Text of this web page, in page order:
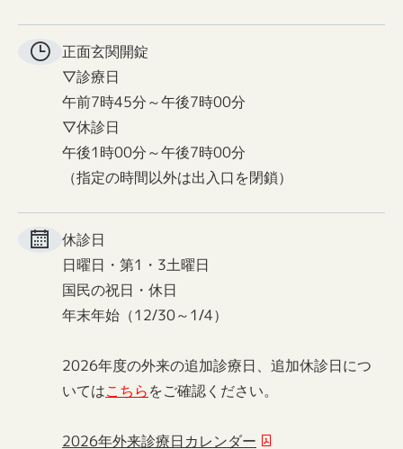
正面玄関開錠
▽診療日
午前7時45分～午後7時00分
▽休診日
午後1時00分～午後7時00分
（指定の時間以外は出入口を閉鎖）
休診日
日曜日・第1・3土曜日
国民の祝日・休日
年末年始（12/30～1/4）
2026年度の外来の追加診療日、追加休診日につ
いてはこちらをご確認ください。
2026年外来診療日カレンダー